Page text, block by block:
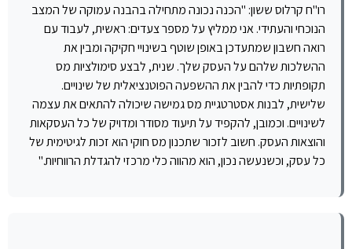
רו"ח קרלוס ששון: "הכנה נכונה מתחילה בהבנה עמוקה של המצב
הנוכחי והעתידי. אני ממליץ על מספר צעדים: ראשית, לעבוד עם
רואה חשבון שמתעדכן באופן שוטף בשינויי חקיקה ומבין את
ההשלכות שלהם על העסק שלך. שנית, לבצע סימולציות מס
תקופתיות כדי להבין את ההשפעה הפוטנציאלית של שינויים.
שלישית, לבנות אסטרטגיית מס גמישה שיכולה להתאים את עצמה
לשינויים. וכמובן, להקפיד על תיעוד מסודר ומדויק של כל העסקאות
והוצאות העסק. חשוב לזכור שתכנון מס חוקי הוא זכות לגיטימית של
כל עסק, וכשנעשה נכון, הוא מהווה כלי מרכזי להגדלת הרווחיות."